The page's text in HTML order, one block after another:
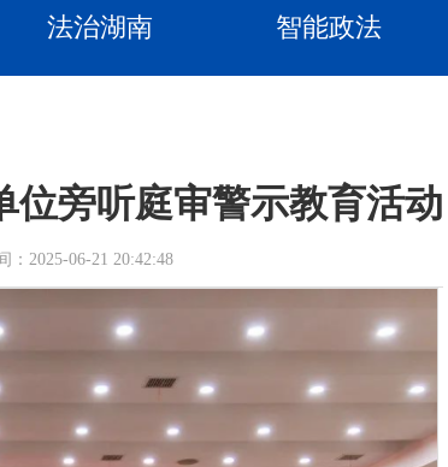
法治湖南 智能政法
位旁听庭审警示教育活动
2025-06-21 20:42:48